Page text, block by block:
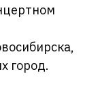
город.